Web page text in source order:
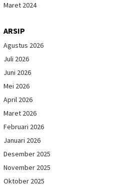
Maret 2024
ARSIP
Agustus 2026
Juli 2026
Juni 2026
Mei 2026
April 2026
Maret 2026
Februari 2026
Januari 2026
Desember 2025
November 2025
Oktober 2025